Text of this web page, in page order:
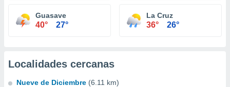
Guasave
40° 27°
La Cruz
36° 26°
Localidades cercanas
Nueve de Diciembre (6.11 km)